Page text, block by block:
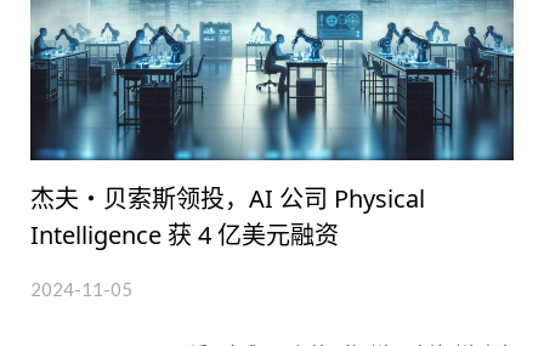
杰夫・贝索斯领投，AI 公司 Physical
Intelligence 获 4 亿美元融资
2024-11-05